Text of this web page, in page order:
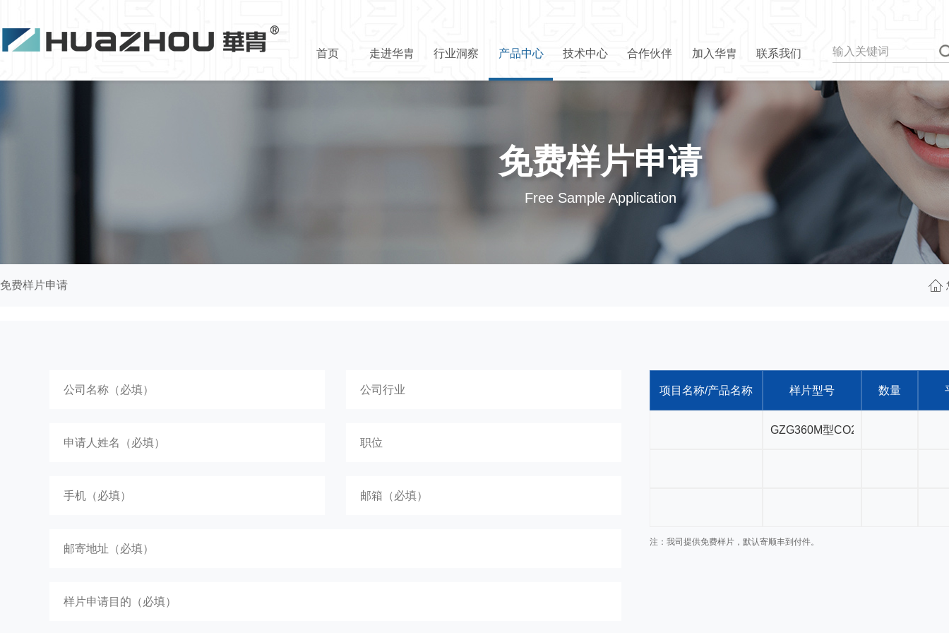
首页 走进华胄 行业洞察 产品中心 技术中心 合作伙伴 加入华胄 联系我们
免费样片申请
Free Sample Application
免费样片申请
项目名称/产品名称 样片型号 数量
注：我司提供免费样片，默认寄顺丰到付件。